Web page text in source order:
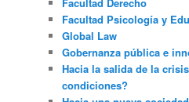
Facultad Psicología y
Global Law
Gobernanza pública e
Hacia la salida de la
condiciones?